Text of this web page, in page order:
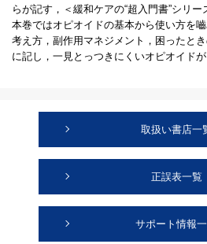
らが記す，＜緩和ケアの“超入門書”シリー
本巻ではオピオイドの基本から使い方を
考え方，副作用マネジメント，困ったと
に記し，一見とっつきにくいオピオイド
取扱い書店一
正誤表一覧
サポート情報